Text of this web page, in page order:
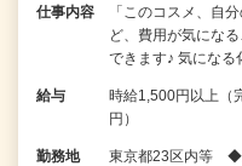
仕事内容
「このコスメ、自
ど、費用が気にな
できます♪ 気にな
給与
時給1,500円以上（
円）
勤務地
東京都23区内等 ◆